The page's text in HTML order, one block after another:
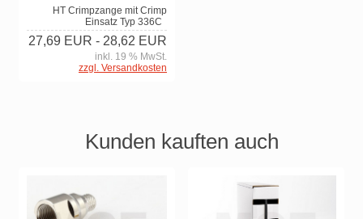
HT Crimpzange mit Crimp
Einsatz Typ 336C
27,69 EUR - 28,62 EUR
inkl. 19 % MwSt.
zzgl. Versandkosten
Kunden kauften auch